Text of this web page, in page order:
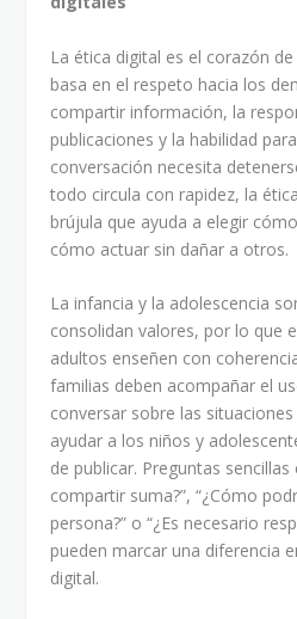
La ética digital es el corazón
basa en el respeto hacia los
compartir información, la
publicaciones y la habilidad
conversación necesita
todo circula con rapidez, la
brújula que ayuda a elegir
cómo actuar sin dañar a otros.
La infancia y la adolescencia
consolidan valores, por lo que
adultos enseñen con
familias deben acompañar el
conversar sobre las
ayudar a los niños y
de publicar. Preguntas
compartir suma?”, “¿Cómo
persona?” o “¿Es necesario
pueden marcar una diferencia
digital.